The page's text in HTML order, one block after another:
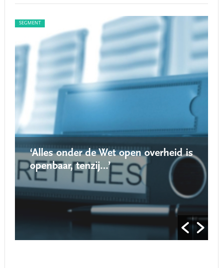
SEGMENT
‘Alles onder de Wet open overheid is
openbaar, tenzij…’